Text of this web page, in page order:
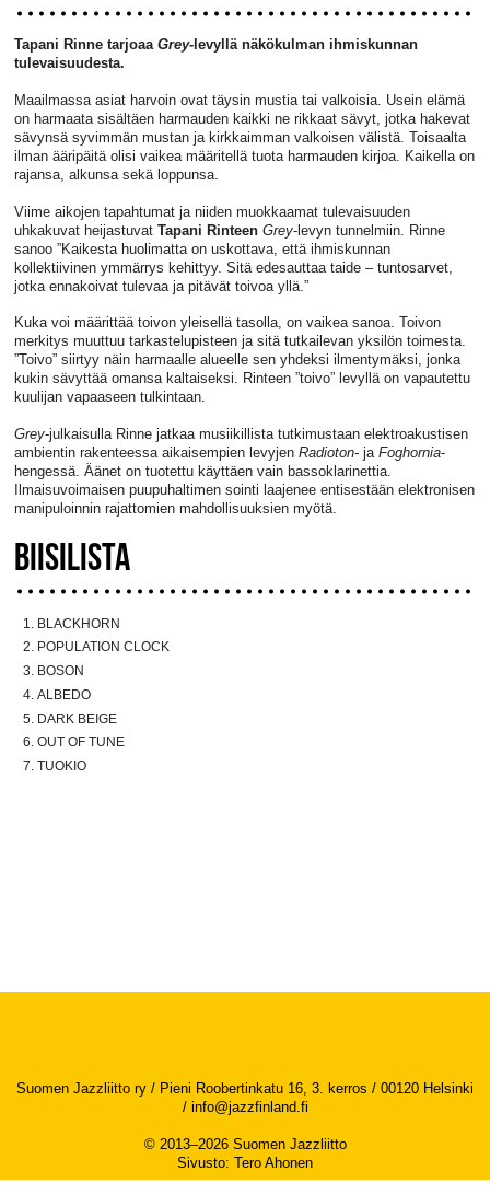
Tapani Rinne tarjoaa Grey-levyllä näkökulman ihmiskunnan
tulevaisuudesta.
Maailmassa asiat harvoin ovat täysin mustia tai valkoisia. Usein elämä
on harmaata sisältäen harmauden kaikki ne rikkaat sävyt, jotka hakevat
sävynsä syvimmän mustan ja kirkkaimman valkoisen välistä. Toisaalta
ilman ääripäitä olisi vaikea määritellä tuota harmauden kirjoa. Kaikella on
rajansa, alkunsa sekä loppunsa.
Viime aikojen tapahtumat ja niiden muokkaamat tulevaisuuden
uhkakuvat heijastuvat Tapani Rinteen Grey-levyn tunnelmiin. Rinne
sanoo ”Kaikesta huolimatta on uskottava, että ihmiskunnan
kollektiivinen ymmärrys kehittyy. Sitä edesauttaa taide – tuntosarvet,
jotka ennakoivat tulevaa ja pitävät toivoa yllä.”
Kuka voi määrittää toivon yleisellä tasolla, on vaikea sanoa. Toivon
merkitys muuttuu tarkastelupisteen ja sitä tutkailevan yksilön toimesta.
”Toivo” siirtyy näin harmaalle alueelle sen yhdeksi ilmentymäksi, jonka
kukin sävyttää omansa kaltaiseksi. Rinteen ”toivo” levyllä on vapautettu
kuulijan vapaaseen tulkintaan.
Grey-julkaisulla Rinne jatkaa musiikillista tutkimustaan elektroakustisen
ambientin rakenteessa aikaisempien levyjen Radioton-ja Foghornia-
hengessä. Äänet on tuotettu käyttäen vain bassoklarinettia.
Ilmaisuvoimaisen puupuhaltimen sointi laajenee entisestään elektronisen
manipuloinnin rajattomien mahdollisuuksien myötä.
BIISILISTA
BLACKHORN
POPULATION CLOCK
BOSON
ALBEDO
DARK BEIGE
OUT OF TUNE
TUOKIO
Suomen Jazzliitto ry / Pieni Roobertinkatu 16, 3. kerros / 00120 Helsinki
/ info@jazzfinland.fi
© 2013–2026 Suomen Jazzliitto
Sivusto: Tero Ahonen